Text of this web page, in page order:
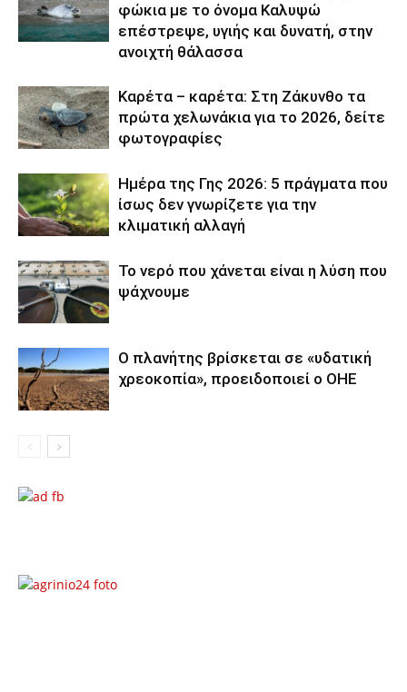
φώκια με το όνομα Καλυψώ
επέστρεψε, υγιής και δυνατή, στην
ανοιχτή θάλασσα
Καρέτα – καρέτα: Στη Ζάκυνθο τα
πρώτα χελωνάκια για το 2026, δείτε
φωτογραφίες
Ημέρα της Γης 2026: 5 πράγματα που
ίσως δεν γνωρίζετε για την
κλιματική αλλαγή
Το νερό που χάνεται είναι η λύση που
ψάχνουμε
Ο πλανήτης βρίσκεται σε «υδατική
χρεοκοπία», προειδοποιεί ο ΟΗΕ